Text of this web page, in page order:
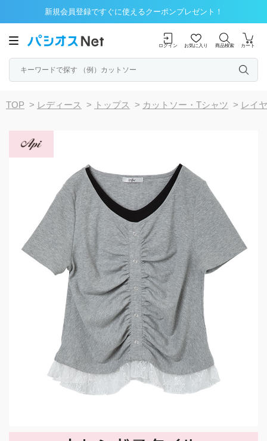
新規会員登録ですぐに使えるクーポンプレゼント！
ログイン お気に入り 商品検索 カート
TOP > レディース > トップス > カットソー・Tシャツ > レイ